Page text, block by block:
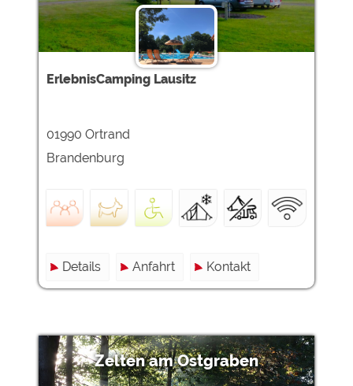
ErlebnisCamping Lausitz
01990 Ortrand
Brandenburg
Details Anfahrt Kontakt
Zelten am Ostgraben